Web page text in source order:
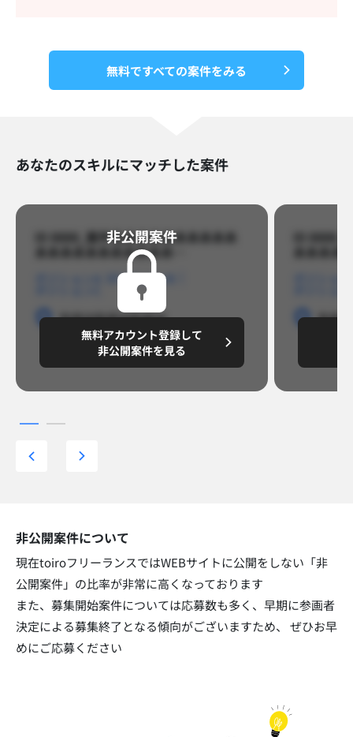
無料ですべての案件をみる
あなたのスキルにマッチした案件
ID 8888_案件名あああああああああ
あああああああああああ…​
ポジションB
勤務地勤務地勤務地
～8,888,8888円/月
非公開案件​
無料アカウント登録して
非公開案件を見る
ID
勤務地
非公開案件について
現在toiroフリーランスではWEBサイトに公開をしない「非
公開案件」の比率が非常に高くなっております​
また、募集開始案件については応募数も多く、早期に参画者
決定による募集終了となる傾向がございますため、 ぜひお早
めにご応募ください